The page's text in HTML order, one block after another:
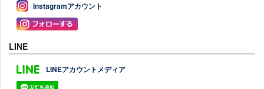
Instagramアカウント
LINE
LINEアカウントメディア